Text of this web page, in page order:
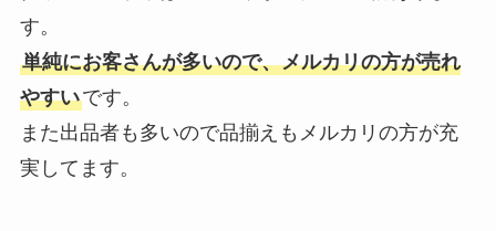
す。
単純にお客さんが多いので、メルカリの方が売れ
やすいです。
また出品者も多いので品揃えもメルカリの方が充
実してます。